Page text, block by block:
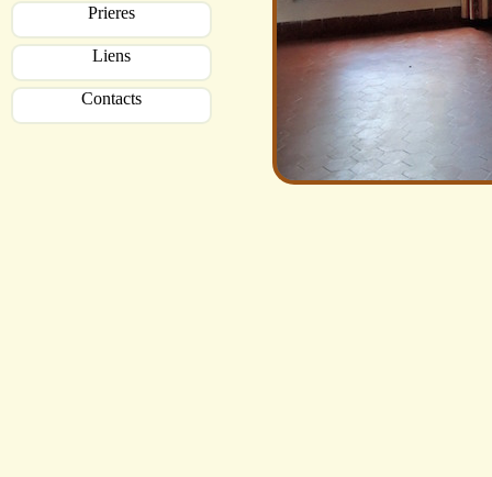
Prieres
Liens
Contacts